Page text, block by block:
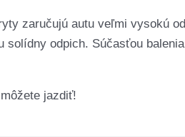
zaručujú autu veľmi vysokú
solídny odpich. Súčasťou
jazdiť!